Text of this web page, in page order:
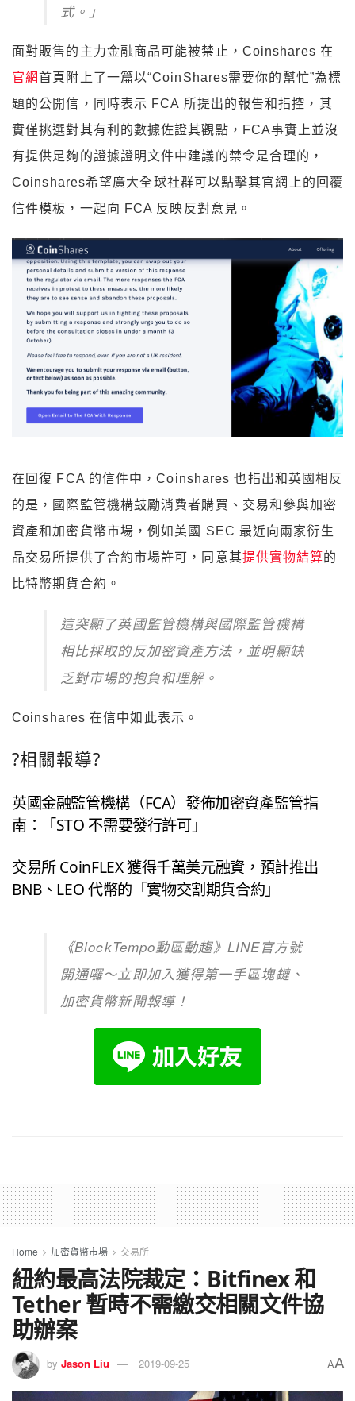
式。」
面對販售的主力金融商品可能被禁止，Coinshares 在
官網首頁附上了一篇以“CoinShares需要你的幫忙”為標
題的公開信，同時表示 FCA 所提出的報告和指控，其
實僅挑選對其有利的數據佐證其觀點，FCA事實上並沒
有提供足夠的證據證明文件中建議的禁令是合理的，
Coinshares希望廣大全球社群可以點擊其官網上的回覆
信件模板，一起向 FCA 反映反對意見。
在回復 FCA 的信件中，Coinshares 也指出和英國相反
的是，國際監管機構鼓勵消費者購買、交易和參與加密
資產和加密貨幣市場，例如美國 SEC 最近向兩家衍生
品交易所提供了合約市場許可，同意其提供實物結算的
比特幣期貨合約。
這突顯了英國監管機構與國際監管機構
相比採取的反加密資產方法，並明顯缺
乏對市場的抱負和理解。
Coinshares 在信中如此表示。
?相關報導?
英國金融監管機構（FCA）發佈加密資產監管指
南：「STO 不需要發行許可」
交易所 CoinFLEX 獲得千萬美元融資，預計推出
BNB、LEO 代幣的「實物交割期貨合約」
《BlockTempo動區動趨》 LINE官方號
開通囉～立即加入獲得第一手區塊鏈、
加密貨幣新聞報導！
Home 加密貨幣市場 交易所
紐約最高法院裁定：Bitfinex 和
Tether 暫時不需繳交相關文件協
助辦案
by Jason Liu 2019-09-25 AA